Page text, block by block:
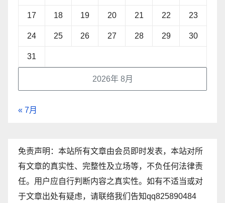
2026年 8月
17 18 19 20 21 22 23
24 25 26 27 28 29 30
31
« 7月
免责声明：本站所有文章由会员即时发表，本站对所
有文章的真实性、完整性及立场等，不负任何法律责
任。用户应自行判断内容之真实性。如有不适当或对
于文章出处有疑虑，请联络我们告知qq825890484